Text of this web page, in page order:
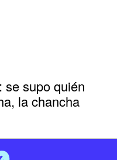
se supo quién
la chancha